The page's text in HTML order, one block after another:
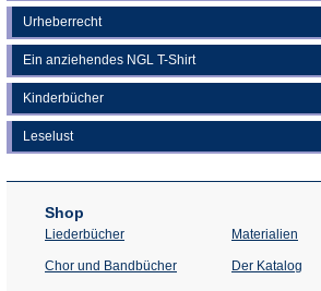
Urheberrecht
Ein anziehendes NGL T-Shirt
Kinderbücher
Leselust
Shop
Liederbücher
Chor und Bandbücher
Materialien
Der Katalog